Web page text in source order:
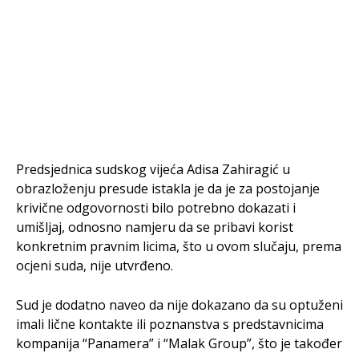
Predsjednica sudskog vijeća Adisa Zahiragić u
obrazloženju presude istakla je da je za postojanje
krivične odgovornosti bilo potrebno dokazati i
umišljaj, odnosno namjeru da se pribavi korist
konkretnim pravnim licima, što u ovom slučaju, prema
ocjeni suda, nije utvrđeno.
Sud je dodatno naveo da nije dokazano da su optuženi
imali lične kontakte ili poznanstva s predstavnicima
kompanija “Panamera” i “Malak Group”, što je također